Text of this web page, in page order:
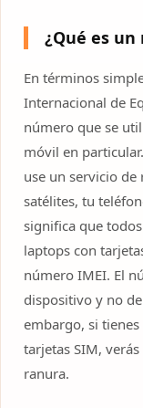
¿Qué es
En términos
Internacional de
número que se
móvil en
use un servicio
satélites, tu
significa que
laptops con
número IMEI. El
dispositivo y no
embargo, si
tarjetas SIM,
ranura.